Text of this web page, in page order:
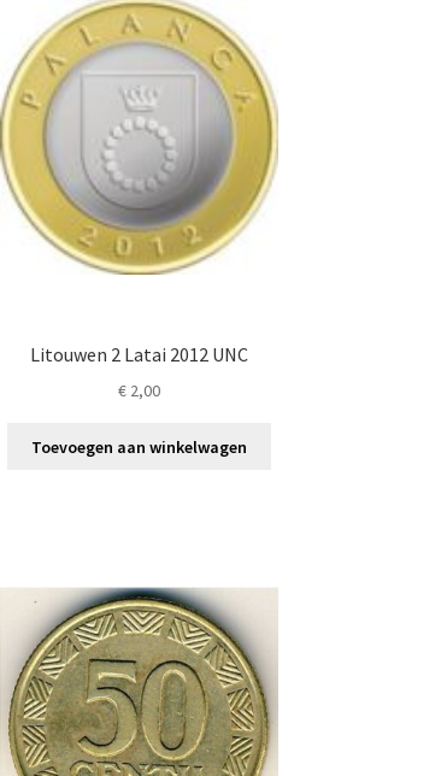
Litouwen 2 Latai 2012 UNC
€2,00
Toevoegen aan winkelwagen